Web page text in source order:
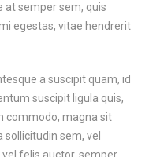
at semper sem, quis
egestas, vitae hendrerit
a suscipit quam, id
suscipit ligula quis,
commodo, magna sit
sem, vel